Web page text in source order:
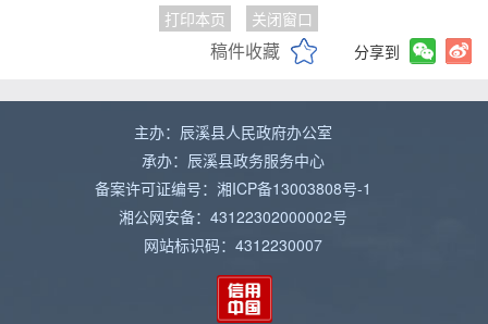
打印本页 关闭窗口
稿件收藏 分享到
主办：辰溪县人民政府办公室
承办：辰溪县政务服务中心
备案许可证编号：湘ICP备13003808号-1
湘公网安备：43122302000002号
网站标识码：4312230007